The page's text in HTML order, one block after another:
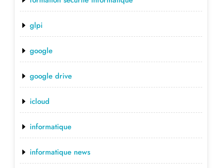
glpi
google
google drive
icloud
informatique
informatique news